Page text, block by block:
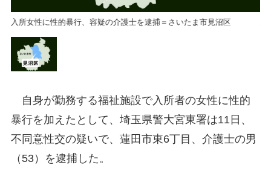
入所女性に性的暴行、容疑の介護士を逮捕＝さいたま市見沼区
自身が勤務する福祉施設で入所者の女性に性的
暴行を加えたとして、埼玉県警大宮東署は11日、
不同意性交の疑いで、蓮田市東6丁目、介護士の男
（53）を逮捕した。